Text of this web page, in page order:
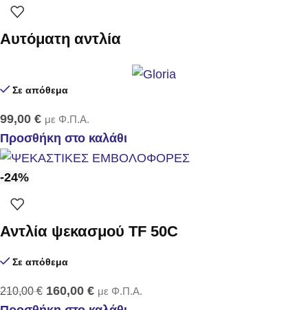
Αυτόματη αντλία
Σε απόθεμα
99,00 € με Φ.Π.Α.
Προσθήκη στο καλάθι
-24%
Αντλία ψεκασμού TF 50C
Σε απόθεμα
210,00€ 160,00 € με Φ.Π.Α.